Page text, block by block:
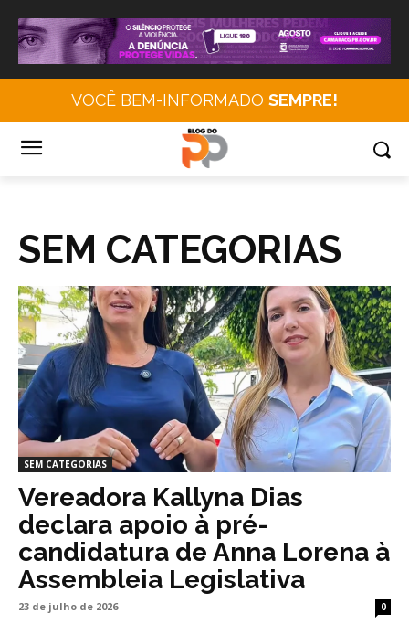
VOCÊ BEM-INFORMADO SEMPRE!
SEM CATEGORIAS
SEM CATEGORIAS
Vereadora Kallyna Dias
declara apoio à pré-
candidatura de Anna Lorena à
Assembleia Legislativa
23 de julho de 2026 0